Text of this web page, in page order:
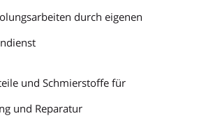
durch eigenen
und Schmierstoffe für
und Reparatur